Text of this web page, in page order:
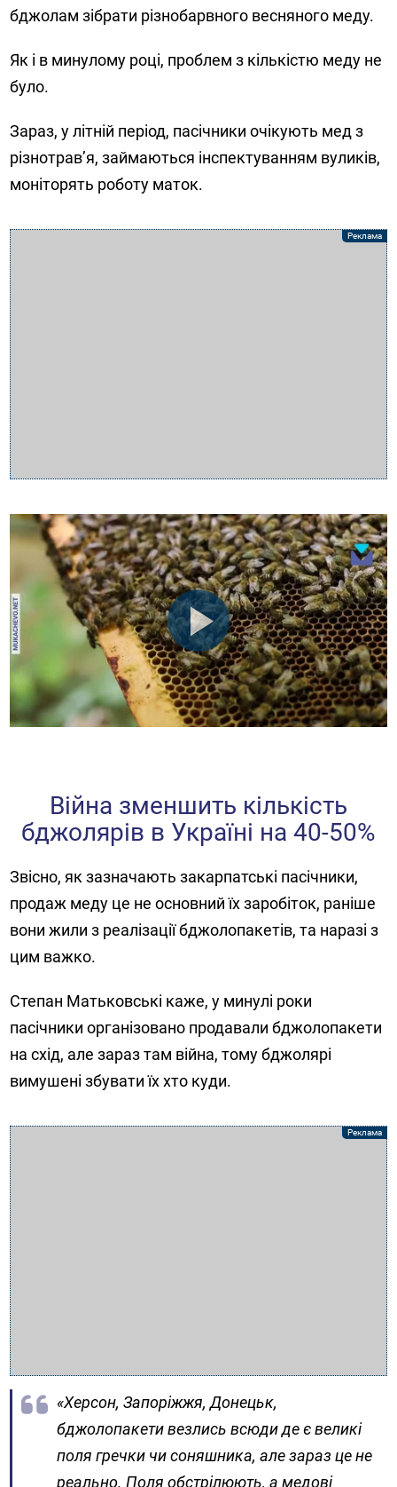
бджолам зібрати різнобарвного весняного меду.
Як і в минулому році, проблем з кількістю меду не
було.
Зараз, у літній період, пасічники очікують мед з
різнотрав’я, займаються інспектуванням вуликів,
моніторять роботу маток.
Війна зменшить кількість
бджолярів в Україні на 40-50%
Звісно, як зазначають закарпатські пасічники,
продаж меду це не основний їх заробіток, раніше
вони жили з реалізації бджолопакетів, та наразі з
цим важко.
Степан Матьковські каже, у минулі роки
пасічники організовано продавали бджолопакети
на схід, але зараз там війна, тому бджолярі
вимушені збувати їх хто куди.
«Херсон, Запоріжжя, Донецьк,
бджолопакети везлись всюди де є великі
поля гречки чи соняшника, але зараз це не
реально. Поля обстрілюють, а медові